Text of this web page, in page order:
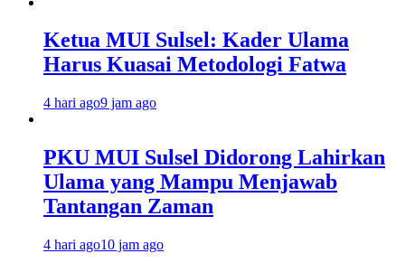
Ketua MUI Sulsel: Kader Ulama
Harus Kuasai Metodologi Fatwa
4 hari ago9 jam ago
PKU MUI Sulsel Didorong Lahirkan
Ulama yang Mampu Menjawab
Tantangan Zaman
4 hari ago10 jam ago